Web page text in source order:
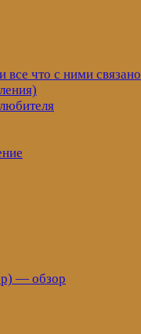
что с ними связано
— обзор